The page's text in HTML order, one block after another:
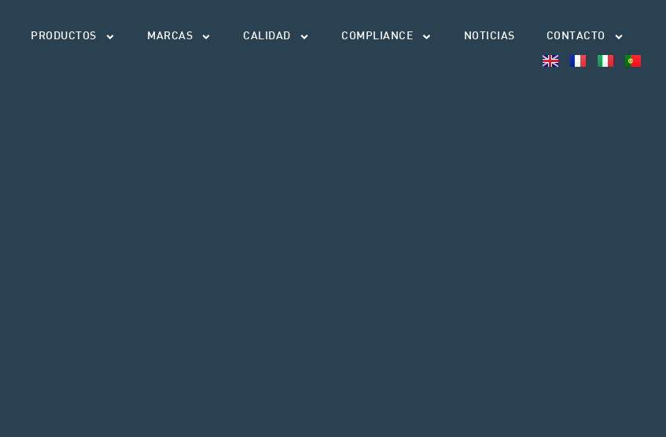
PRODUCTOS MARCAS CALIDAD COMPLIANCE NOTICIAS CONTACTO